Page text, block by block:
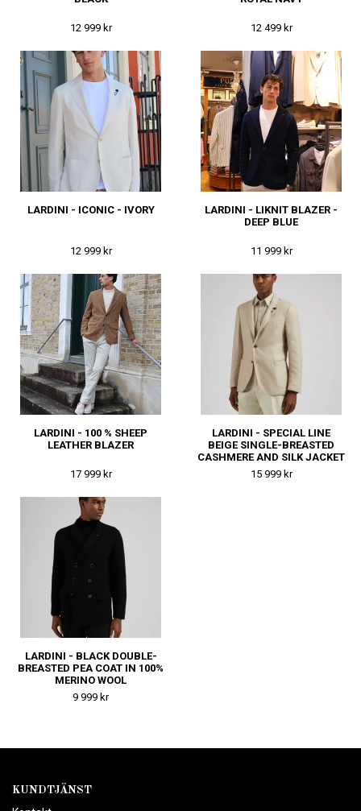
12 999 kr 12 499 kr
LARDINI - ICONIC - IVORY
12 999 kr
LARDINI - LIKNIT BLAZER -
DEEP BLUE
11 999 kr
LARDINI - 100 % SHEEP
LEATHER BLAZER
17 999 kr
LARDINI - SPECIAL LINE
BEIGE SINGLE-BREASTED
CASHMERE AND SILK JACKET
- BEIGE
15 999 kr
LARDINI - BLACK DOUBLE-
BREASTED PEA COAT IN 100%
MERINO WOOL
9 999 kr
KUNDTJÄNST